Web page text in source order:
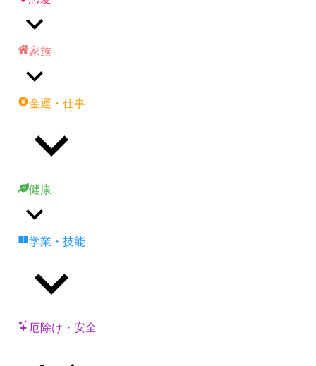
家族
金運・仕事
健康
学業・技能
厄除け・安全